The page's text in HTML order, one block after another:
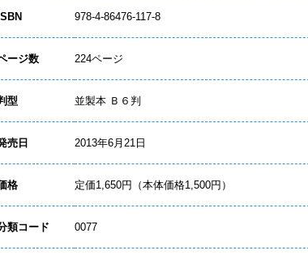
ISBN 978-4-86476-117-8
ージ数 224ページ
型 並製本 Ｂ６判
売日 2013年6月21日
格 定価1,650円（本体価格1,500円）
類コード 0077